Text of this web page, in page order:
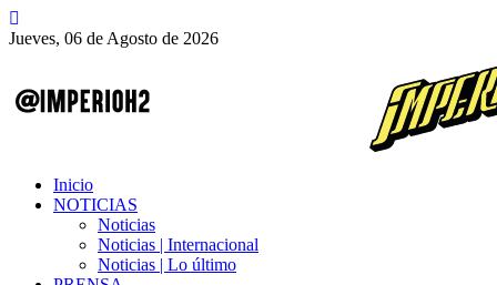
Jueves, 06 de Agosto de 2026
Inicio
NOTICIAS
Noticias
Noticias | Internacional
Noticias | Lo último